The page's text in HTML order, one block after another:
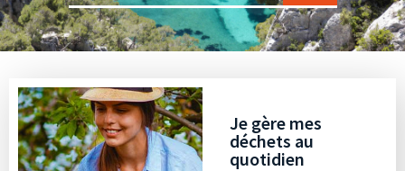
Je gère mes
déchets au
quotidien